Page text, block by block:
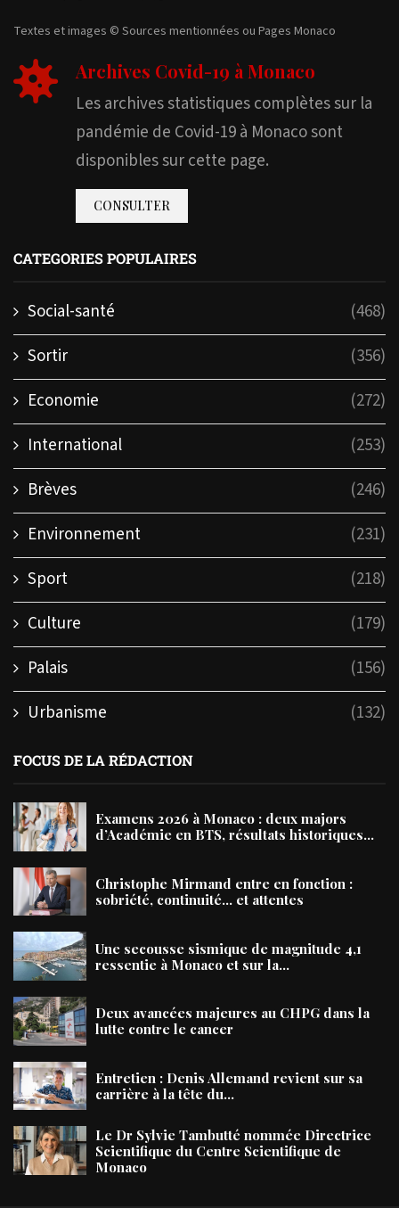
Textes et images © Sources mentionnées ou Pages Monaco
Archives Covid-19 à Monaco
Les archives statistiques complètes sur la
pandémie de Covid-19 à Monaco sont
disponibles sur cette page.
CONSULTER
CATEGORIES POPULAIRES
Social-santé
(468)
Sortir
(356)
Economie
(272)
International
(253)
Brèves
(246)
Environnement
(231)
Sport
(218)
Culture
(179)
Palais
(156)
Urbanisme
(132)
FOCUS DE LA RÉDACTION
Examens 2026 à Monaco : deux majors
d’Académie en BTS, résultats historiques...
Christophe Mirmand entre en fonction :
sobriété, continuité… et attentes
Une secousse sismique de magnitude 4,1
ressentie à Monaco et sur la...
Deux avancées majeures au CHPG dans la
lutte contre le cancer
Entretien : Denis Allemand revient sur sa
carrière à la tête du...
Le Dr Sylvie Tambutté nommée Directrice
Scientifique du Centre Scientifique de
Monaco